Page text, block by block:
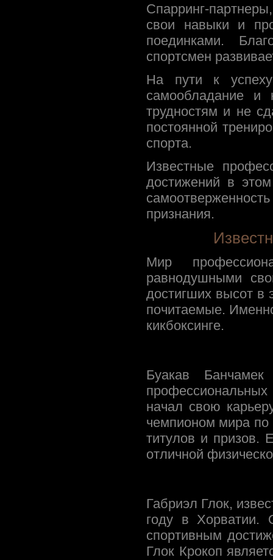
Спарринг-
свои навыки и
поединками.
спортсмен
На пути к
самообладание и
трудностям и не
постоянной
спорта.
Известные
достижений в
признания.
Мир
равнодушными
достигших высот в
почитаемые.
кикбоксинге.
Буакав
профессиональных
начал свою
чемпионом мира по
титулов и призов.
отличной
Габриэл Глок,
году в Хорватии.
спортивным
Глок Крокоп